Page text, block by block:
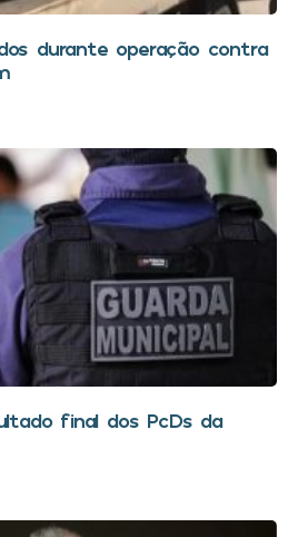
durante operação contra
final dos PcDs da